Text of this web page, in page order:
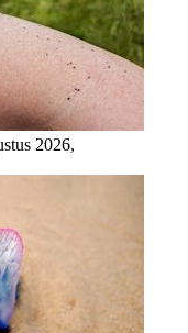
2026,